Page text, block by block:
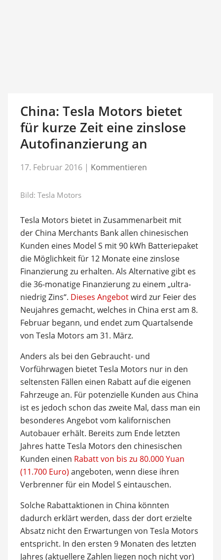
China: Tesla Motors bietet
für kurze Zeit eine zinslose
Autofinanzierung an
17. Februar 2016 | Kommentieren
Bild: Tesla Motors
Tesla Motors bietet in Zusammenarbeit mit
der China Merchants Bank allen chinesischen
Kunden eines Model S mit 90 kWh Batteriepaket
die Möglichkeit für 12 Monate eine zinslose
Finanzierung zu erhalten. Als Alternative gibt es
die 36-monatige Finanzierung zu einem „ultra-
niedrig Zins“. Dieses Angebotwird zur Feier des
Neujahres gemacht, welches in China erst am 8.
Februar begann, und endet zum Quartalsende
von Tesla Motors am 31. März.
Anders als bei den Gebraucht- und
Vorführwagen bietet Tesla Motors nur in den
seltensten Fällen einen Rabatt auf die eigenen
Fahrzeuge an. Für potenzielle Kunden aus China
ist es jedoch schon das zweite Mal, dass man ein
besonderes Angebot vom kalifornischen
Autobauer erhält. Bereits zum Ende letzten
Jahres hatte Tesla Motors den chinesischen
Kunden einen Rabatt von bis zu 80.000 Yuan
(11.700 Euro) angeboten, wenn diese ihren
Verbrenner für ein Model S eintauschen.
Solche Rabattaktionen in China könnten
dadurch erklärt werden, dass der dort erzielte
Absatz nicht den Erwartungen von Tesla Motors
entspricht. In den ersten 9 Monaten des letzten
Jahres (aktuellere Zahlen liegen noch nicht vor)